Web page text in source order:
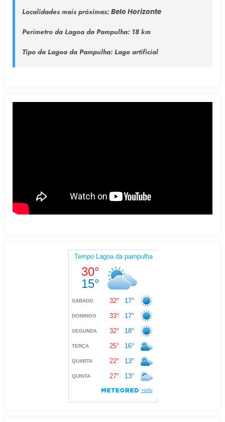
Localidades mais próximas: Belo Horizonte
Perímetro da Lagoa da Pampulha:18 km
Tipo da Lagoa da Pampulha: Lago artificial